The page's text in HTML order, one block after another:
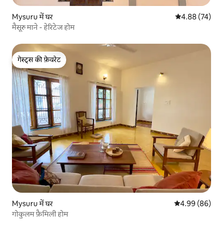
Mysuru में घर औसत रेटिंग 5 में
4.88 (74)
मैसूरु माने - हेरिटेज होम
गेस्ट्स की फ़ेवरेट
गेस्ट्स की फ़ेवरेट
Mysuru में घर औसत रेटिंग 5 में
4.99 (86)
गोकुलम फ़ैमिली होम